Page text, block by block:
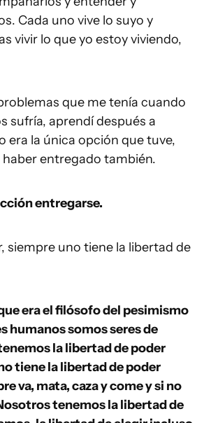
Cada uno vive lo suyo y
vivir lo que yo estoy viviendo,
que me tenía cuando
sufría, aprendí después a
era la única opción que tuve,
entregado también.
entregarse.
siempre uno tiene la libertad de
era el filósofo del pesimismo
humanos somos seres de
la libertad de poder
tiene la libertad de poder
va, mata, caza y come y si no
tenemos la libertad de